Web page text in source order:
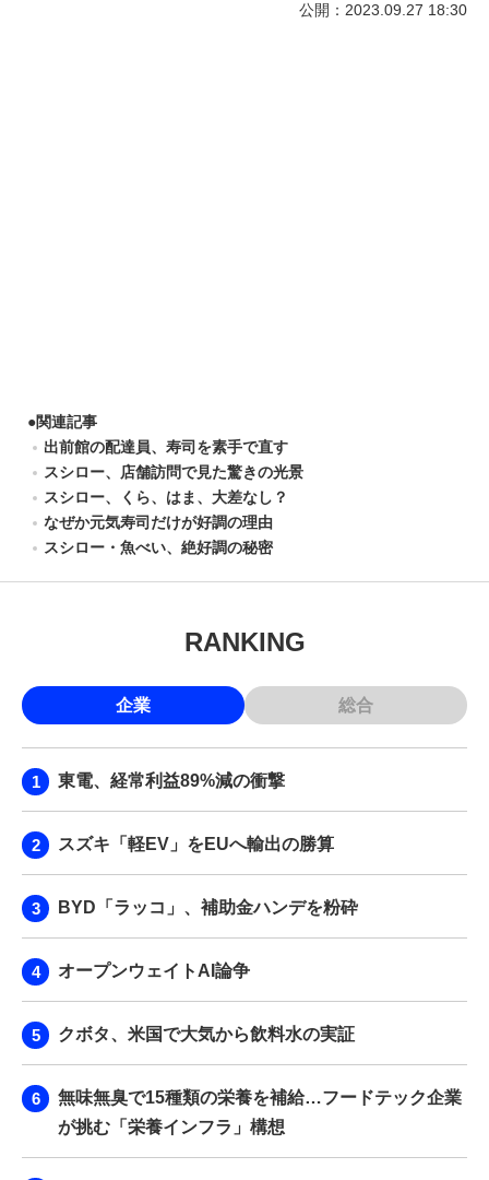
公開：2023.09.27 18:30
●関連記事
出前館の配達員、寿司を素手で直す
スシロー、店舗訪問で見た驚きの光景
スシロー、くら、はま、大差なし？
なぜか元気寿司だけが好調の理由
スシロー・魚べい、絶好調の秘密
RANKING
企業 総合
東電、経常利益89%減の衝撃
スズキ「軽EV」をEUへ輸出の勝算
BYD「ラッコ」、補助金ハンデを粉砕
オープンウェイトAI論争
クボタ、米国で大気から飲料水の実証
無味無臭で15種類の栄養を補給…フードテック企業
が挑む「栄養インフラ」構想